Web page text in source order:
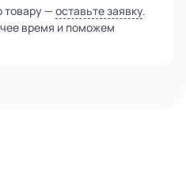
товару — оставьте заявку.
время и поможем